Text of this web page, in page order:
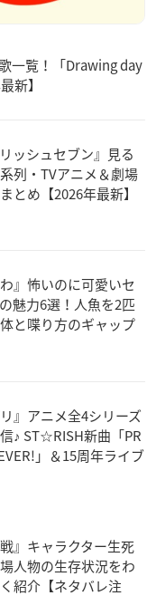
一覧！「Drawing day
新】
リッシュセブン』見る
列・TVアニメ＆劇場
とめ【2026年最新】
わ』怖いのに可愛いセ
魅力6選！人魚を2匹
と喋り方のギャップ
リ』アニメ全4シリーズ
♪ ST☆RISH新曲「PR
」＆15周年ライブ
戦』キャラクター生死
人物の生存状況をわ
紹介【ネタバレ注